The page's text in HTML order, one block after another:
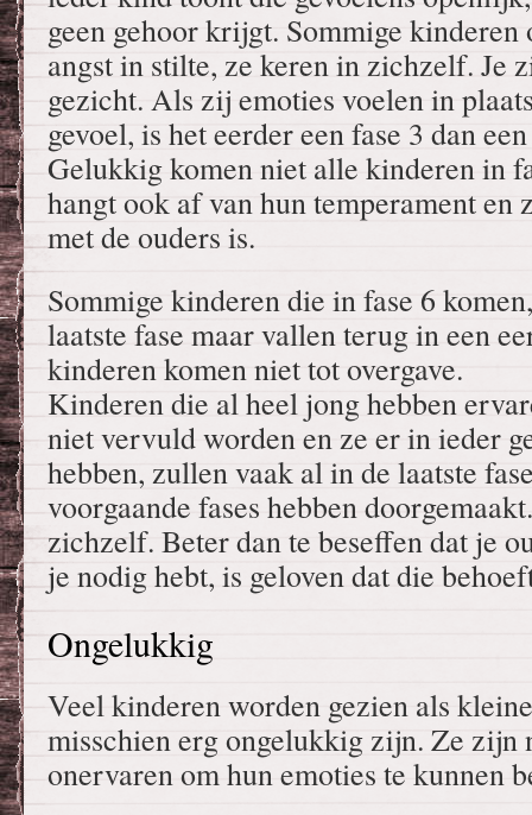
geen gehoor krijgt. Sommige
angst in stilte, ze keren in zichzelf. Je
gezicht. Als zij emoties voelen in
gevoel, is het eerder een fase 3 dan
Gelukkig komen niet alle kinderen in
hangt ook af van hun temperament en
met de ouders is.
Sommige kinderen die in fase 6
laatste fase maar vallen terug in een
kinderen komen niet tot overgave.
Kinderen die al heel jong hebben
niet vervuld worden en ze er in ieder
hebben, zullen vaak al in de laatste
voorgaande fases hebben
zichzelf. Beter dan te beseffen dat je
je nodig hebt, is geloven dat die
Ongelukkig
Veel kinderen worden gezien als
misschien erg ongelukkig zijn. Ze zijn
onervaren om hun emoties te kunnen